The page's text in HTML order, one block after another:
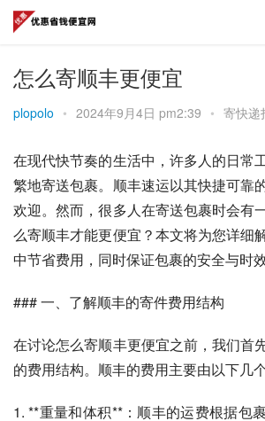
怎么寄顺丰更便宜
plopolo • 2024年9月4日 pm2:39 • 寄快递
在现代快节奏的生活中，许多人的日常
繁地寄送包裹。顺丰速运以其快捷可靠
欢迎。然而，很多人在寄送包裹时会有
么寄顺丰才能更便宜？本文将为您详细
中节省费用，同时保证包裹的安全与时效
### 一、了解顺丰的寄件费用结构
在讨论怎么寄顺丰更便宜之前，我们首
的费用结构。顺丰的费用主要由以下几
1. **重量和体积**：顺丰的运费根据包